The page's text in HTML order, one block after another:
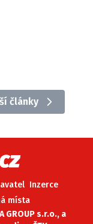
články
Inzerce
místa
GROUP s.r.o., a